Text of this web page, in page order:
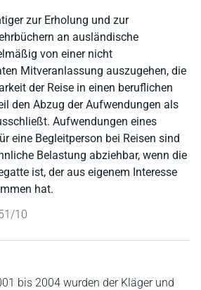
zur Erholung und zur
an ausländische
von einer nicht
Mitveranlassung auszugehen, die
der Reise in einen beruflichen
den Abzug der Aufwendungen als
Aufwendungen eines
eine Begleitperson bei Reisen sind
Belastung abziehbar, wenn die
ist, der aus eigenem Interesse
hat.
10
bis 2004 wurden der Kläger und